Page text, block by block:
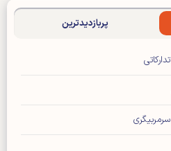
پربازدیدترین